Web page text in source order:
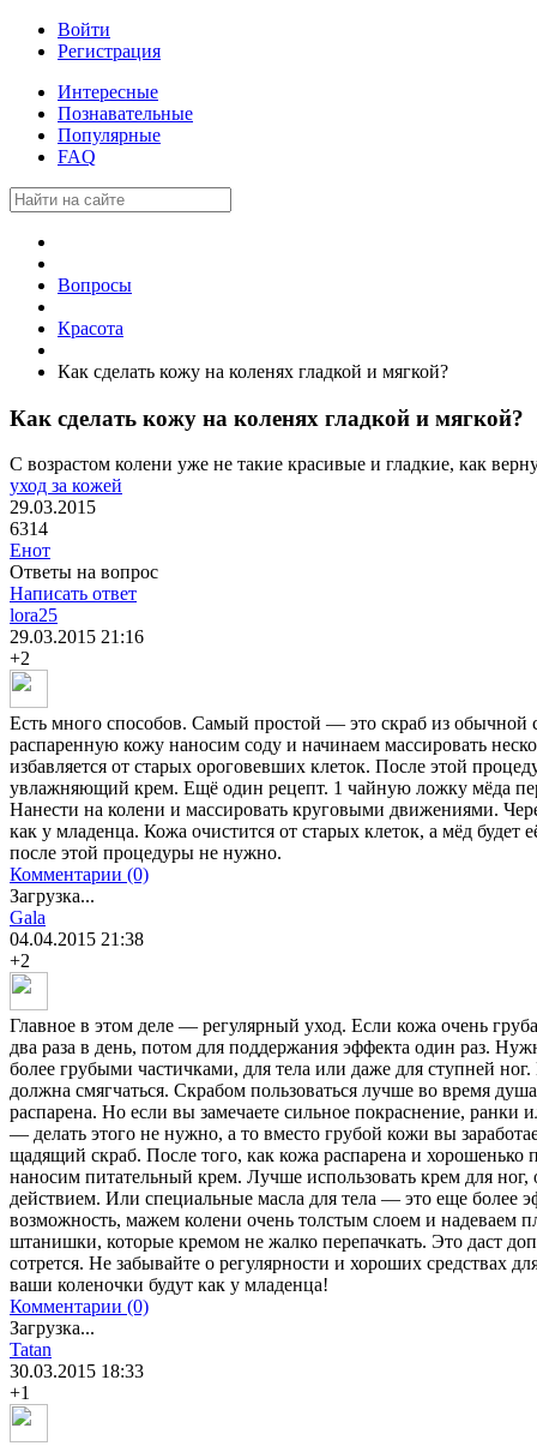
Войти
Регистрация
Интересные
Познавательные
Популярные
FAQ
Вопросы
Красота
Как сделать кожу на коленях гладкой и мягкой?
Как сделать кожу на коленях гладкой и мягкой?
С возрастом колени уже не такие красивые и гладкие, как
уход за кожей
29.03.2015
6314
Енот
Ответы на вопрос
Написать ответ
lora25
29.03.2015 21:16
+2
Есть много способов. Самый простой — это скраб из
распаренную кожу наносим соду и начинаем массировать
избавляется от старых ороговевших клеток. После этой
увлажняющий крем. Ещё один рецепт. 1 чайную ложку мёда
Нанести на колени и массировать круговыми движениями.
как у младенца. Кожа очистится от старых клеток, а мёд будет
после этой процедуры не нужно.
Комментарии (0)
Загрузка...
Gala
04.04.2015 21:38
+2
Главное в этом деле — регулярный уход. Если кожа очень
два раза в день, потом для поддержания эффекта один раз.
более грубыми частичками, для тела или даже для ступней
должна смягчаться. Скрабом пользоваться лучше во время
распарена. Но если вы замечаете сильное покраснение, ранки
— делать этого не нужно, а то вместо грубой кожи вы
щадящий скраб. После того, как кожа распарена и хорошенько
наносим питательный крем. Лучше использовать крем для
действием. Или специальные масла для тела — это еще более
возможность, мажем колени очень толстым слоем и надеваем
штанишки, которые кремом не жалко перепачкать. Это даст
сотрется. Не забывайте о регулярности и хороших средствах
ваши коленочки будут как у младенца!
Комментарии (0)
Загрузка...
Tatan
30.03.2015 18:33
+1